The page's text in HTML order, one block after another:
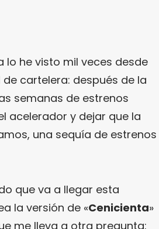
lo he visto mil veces desde
cartelera: después de la
semanas de estrenos
acelerador y dejar que la
una sequía de estrenos
que va a llegar esta
la versión de «Cenicienta»
me lleva a otra pregunta: